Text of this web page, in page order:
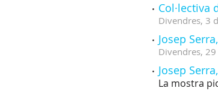
Col·lectiva
Divendres, 3
Josep
Divendres, 29
Josep
La mostra